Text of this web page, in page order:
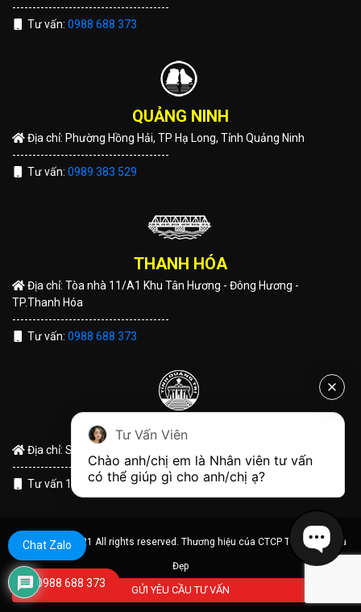
---------------------------------------
Tư vấn: 0988 688 373
QUẢNG NINH
Địa chỉ: Phường Hồng Hải, TP Hạ Long, Tỉnh Quảng Ninh
---------------------------------------
Tư vấn: 0989 383 529
THANH HÓA
Địa chỉ: Tòa nhà 11/A1 Khu Tân Hương - Đông Hương -
TP.Thanh Hóa
---------------------------------------
Tư vấn: 0988 688 373
QUẢNG TRỊ
Địa chỉ: Số 191 Hùng Vương - TP Đông Hà - Tỉnh Quảng Trị
---------------------------------------
Tư vấn 1:
0988 688 373
© Copyright 2021 All rights reserved. Thương hiệu của CTCP Tập Đoàn Nhà
Đẹp
GỬI YÊU CẦU TƯ VẤN
Chat Zalo
0988 688 373
Tư Vấn Viên
Chào anh/chị em là Nhân viên tư vấn
có thể giúp gì cho anh/chị ạ?